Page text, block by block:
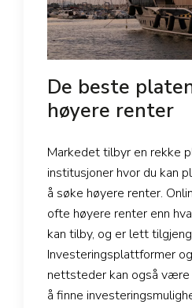
De beste
høyere renter
Markedet tilbyr en rekke
institusjoner hvor du kan
å søke høyere renter.
ofte høyere renter enn
kan tilby, og er lett
Investeringsplattformer
nettsteder kan også
å finne